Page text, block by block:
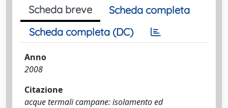
Scheda breve
Scheda completa
Scheda completa (DC)
Anno
2008
Citazione
acque termali campane: isolamento ed